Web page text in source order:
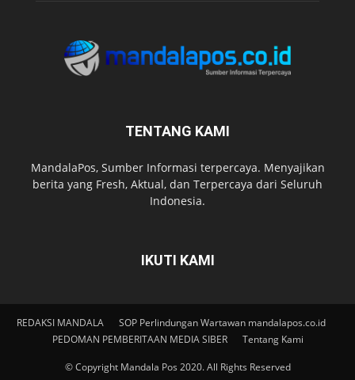
TENTANG KAMI
MandalaPos, Sumber Informasi terpercaya. Menyajikan
berita yang Fresh, Aktual, dan Terpercaya dari Seluruh
Indonesia.
IKUTI KAMI
REDAKSI MANDALA
SOP Perlindungan Wartawan mandalapos.co.id
PEDOMAN PEMBERITAAN MEDIA SIBER
Tentang Kami
© Copyright Mandala Pos 2020. All Rights Reserved